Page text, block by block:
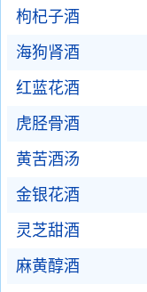
枸杞子酒
海狗肾酒
红蓝花酒
虎胫骨酒
黄苦酒汤
金银花酒
灵芝甜酒
麻黄醇酒